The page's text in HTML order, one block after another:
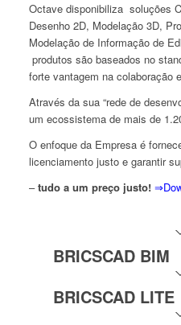
Octave disponibiliza soluções
Desenho 2D, Modelação 3D,
Modelação de Informação de
produtos são baseados no
forte vantagem na colaboração
Através da sua “rede de
um ecossistema de mais de
O enfoque da Empresa é
licenciamento justo e garantir
–tudo a um preço justo!
BRICSCAD BIM
BRICSCAD LITE